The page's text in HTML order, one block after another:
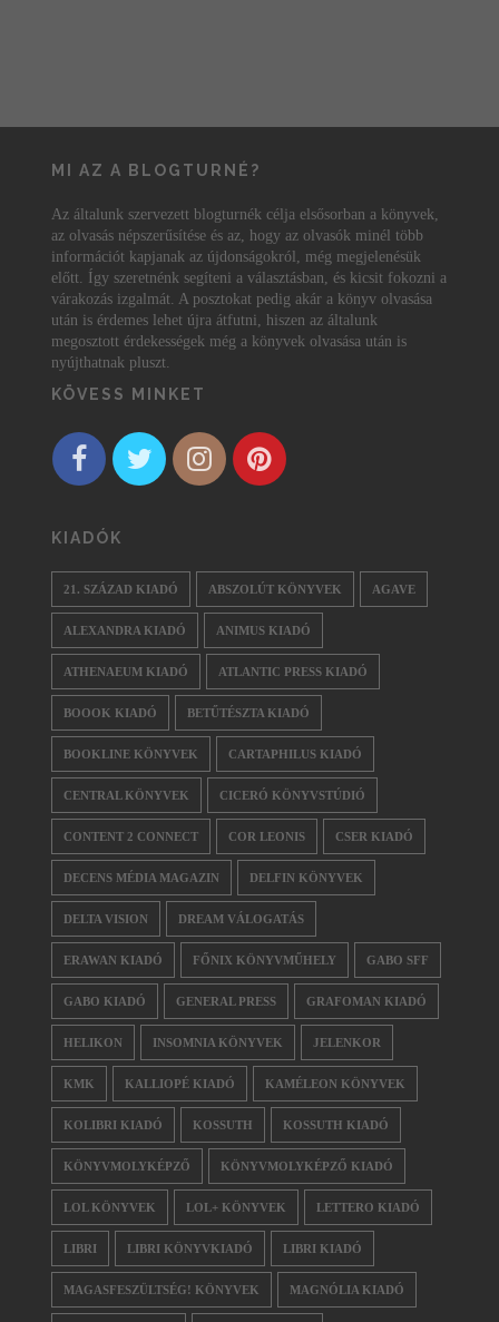
MI AZ A BLOGTURNÉ?
Az általunk szervezett blogturnék célja elsősorban a könyvek,
az olvasás népszerűsítése és az, hogy az olvasók minél több
információt kapjanak az újdonságokról, még megjelenésük
előtt. Így szeretnénk segíteni a választásban, és kicsit fokozni a
várakozás izgalmát. A posztokat pedig akár a könyv olvasása
után is érdemes lehet újra átfutni, hiszen az általunk
megosztott érdekességek még a könyvek olvasása után is
nyújthatnak pluszt.
KÖVESS MINKET
KIADÓK
21. SZÁZAD KIADÓ ABSZOLÚT KÖNYVEK AGAVE
ALEXANDRA KIADÓ ANIMUS KIADÓ
ATHENAEUM KIADÓ ATLANTIC PRESS KIADÓ
BOOOK KIADÓ BETŰTÉSZTA KIADÓ
BOOKLINE KÖNYVEK CARTAPHILUS KIADÓ
CENTRAL KÖNYVEK CICERÓ KÖNYVSTÚDIÓ
CONTENT 2 CONNECT COR LEONIS CSER KIADÓ
DECENS MÉDIA MAGAZIN DELFIN KÖNYVEK
DELTA VISION DREAM VÁLOGATÁS
ERAWAN KIADÓ FŐNIX KÖNYVMŰHELY GABO SFF
GABO KIADÓ GENERAL PRESS GRAFOMAN KIADÓ
HELIKON INSOMNIA KÖNYVEK JELENKOR
KMK KALLIOPÉ KIADÓ KAMÉLEON KÖNYVEK
KOLIBRI KIADÓ KOSSUTH KOSSUTH KIADÓ
KÖNYVMOLYKÉPZŐ KÖNYVMOLYKÉPZŐ KIADÓ
LOL KÖNYVEK LOL+ KÖNYVEK LETTERO KIADÓ
LIBRI LIBRI KÖNYVKIADÓ LIBRI KIADÓ
MAGASFESZÜLTSÉG! KÖNYVEK MAGNÓLIA KIADÓ